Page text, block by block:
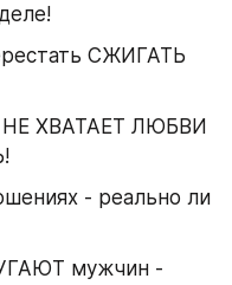
СЖИГАТЬ
НЕ ХВАТАЕТ ЛЮБВИ
- реально ли
мужчин -